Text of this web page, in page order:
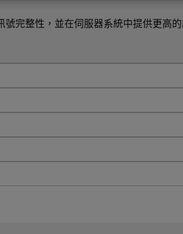
完整性，並在伺服器系統中提供更高